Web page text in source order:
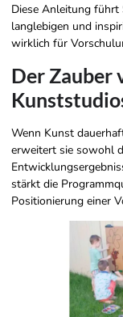
Diese Anleitung führt
langlebigen und
wirklich für
Der Zauber
Wenn Kunst
erweitert sie sowohl
stärkt die
Positionierung einer